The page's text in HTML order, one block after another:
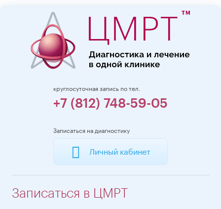
круглосуточная запись по тел.
+7 (812) 748-59-05
Записаться на диагностику
Личный кабинет
Записаться в ЦМРТ